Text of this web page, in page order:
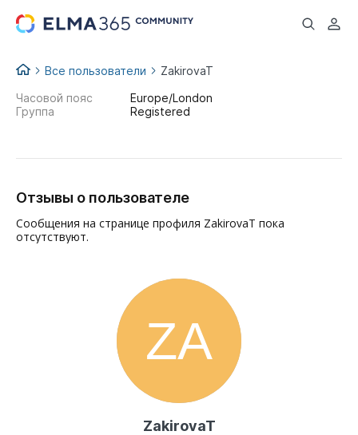
...
Все пользователи ZakirovaT
ZakirovaT
Часовой пояс
Europe/London
Группа
Registered
Отзывы о пользователе
Сообщения на странице профиля ZakirovaT пока
отсутствуют.